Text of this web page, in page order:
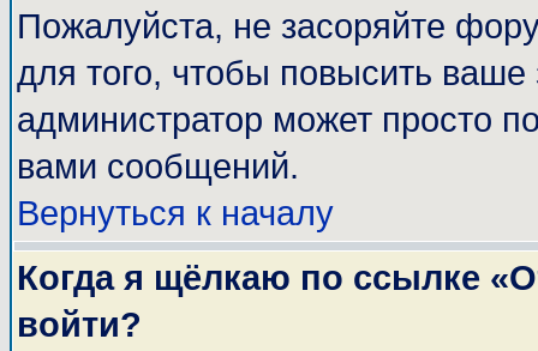
Пожалуйста, не засоряйте
для того, чтобы повысить
администратор может просто
вами сообщений.
Вернуться к началу
Когда я щёлкаю по ссылке
войти?